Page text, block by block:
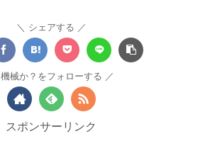
シェアする
機械か？をフォローする
スポンサーリンク